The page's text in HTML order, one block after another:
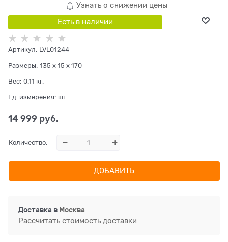
Узнать о снижении цены
Есть в наличии
Артикул: LVL01244
Размеры: 135 x 15 x 170
Вес: 0.11 кг.
Ед. измерения: шт
14 999 руб.
Количество:
ДОБАВИТЬ
Доставка в Москва
Рассчитать стоимость доставки